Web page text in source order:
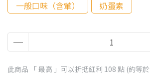
一般口味（含葷）
奶蛋素
此商品 「 最高 」可以折抵紅利 108 點 (約等於